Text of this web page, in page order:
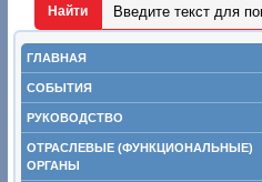
ГЛАВНАЯ
СОБЫТИЯ
РУКОВОДСТВО
ОТРАСЛЕВЫЕ (ФУНКЦИОНАЛЬНЫЕ)
ОРГАНЫ